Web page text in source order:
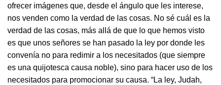
ofrecer imágenes que, desde el ángulo que les interese,
nos venden como la verdad de las cosas. No sé cuál es la
verdad de las cosas, más allá de que lo que hemos visto
es que unos señores se han pasado la ley por donde les
convenía no para redimir a los necesitados (que siempre
es una quijotesca causa noble), sino para hacer uso de los
necesitados para promocionar su causa. “La ley, Judah,